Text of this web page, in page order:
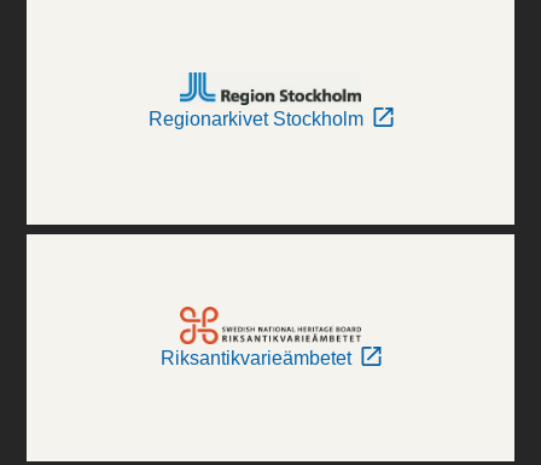
Regionarkivet Stockholm
Riksantikvarieämbetet